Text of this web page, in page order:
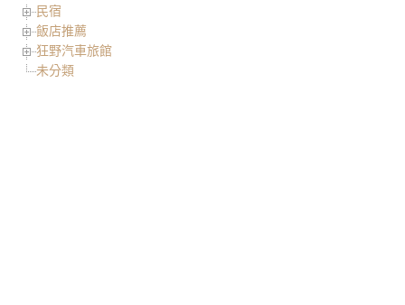
民宿
飯店推薦
狂野汽車旅館
未分類